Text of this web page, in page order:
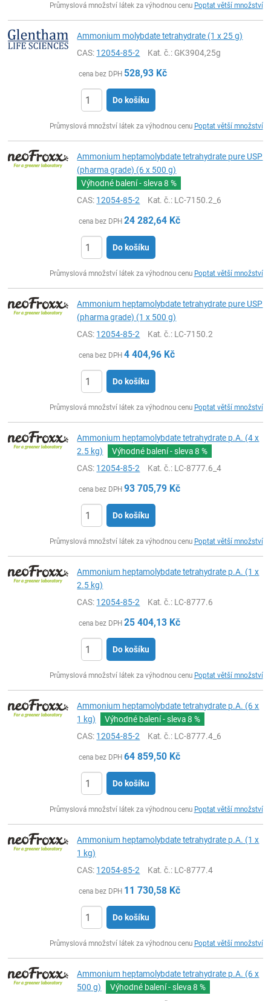
Průmyslová množství látek za výhodnou cenu Poptat větší množství
Ammonium molybdate tetrahydrate (1 x 25 g)
CAS: 12054-85-2 Kat. č.: GK3904,25g
cena bez DPH 528,93 Kč
Do košíku
Průmyslová množství látek za výhodnou cenu Poptat větší množství
Ammonium heptamolybdate tetrahydrate pure USP
(pharma grade) (6 x 500 g)
Výhodné balení - sleva8 %
CAS: 12054-85-2 Kat. č.: LC-7150.2_6
cena bez DPH 24 282,64 Kč
Do košíku
Průmyslová množství látek za výhodnou cenu Poptat větší množství
Ammonium heptamolybdate tetrahydrate pure USP
(pharma grade) (1 x 500 g)
CAS: 12054-85-2 Kat. č.: LC-7150.2
cena bez DPH 4 404,96 Kč
Do košíku
Průmyslová množství látek za výhodnou cenu Poptat větší množství
Ammonium heptamolybdate tetrahydrate p.A. (4 x
2.5 kg)
Výhodné balení - sleva8 %
CAS: 12054-85-2 Kat. č.: LC-8777.6_4
cena bez DPH 93 705,79 Kč
Do košíku
Průmyslová množství látek za výhodnou cenu Poptat větší množství
Ammonium heptamolybdate tetrahydrate p.A. (1 x
2.5 kg)
CAS: 12054-85-2 Kat. č.: LC-8777.6
cena bez DPH 25 404,13 Kč
Do košíku
Průmyslová množství látek za výhodnou cenu Poptat větší množství
Ammonium heptamolybdate tetrahydrate p.A. (6 x
1 kg)
Výhodné balení - sleva8 %
CAS: 12054-85-2 Kat. č.: LC-8777.4_6
cena bez DPH 64 859,50 Kč
Do košíku
Průmyslová množství látek za výhodnou cenu Poptat větší množství
Ammonium heptamolybdate tetrahydrate p.A. (1 x
1 kg)
CAS: 12054-85-2 Kat. č.: LC-8777.4
cena bez DPH 11 730,58 Kč
Do košíku
Průmyslová množství látek za výhodnou cenu Poptat větší množství
Ammonium heptamolybdate tetrahydrate p.A. (6 x
500 g)
Výhodné balení - sleva8 %